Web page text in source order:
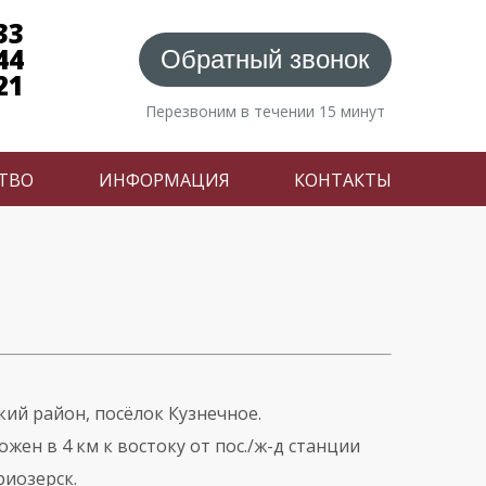
Обратный звонок
Перезвоним в течении 15 минут
ИНФОРМАЦИЯ КОНТАКТЫ
район, посёлок Кузнечное.
в 4 км к востоку от пос./ж-д станции